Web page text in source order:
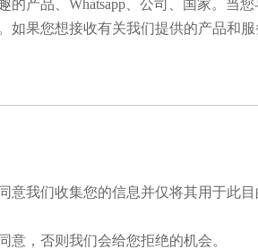
产品、Whatsapp、公司、国家。当
果您想接收有关我们提供的产品和
我们收集您的信息并仅将其用于此目
，否则我们会给您拒绝的机会。